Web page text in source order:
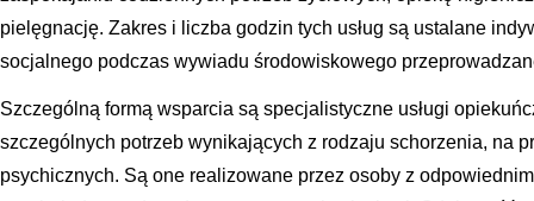
pielęgnację. Zakres i liczba godzin tych usług są ustalane
socjalnego podczas wywiadu środowiskowego
Szczególną formą wsparcia są specjalistyczne usługi
szczególnych potrzeb wynikających z rodzaju schorzenia, na
psychicznych. Są one realizowane przez osoby z